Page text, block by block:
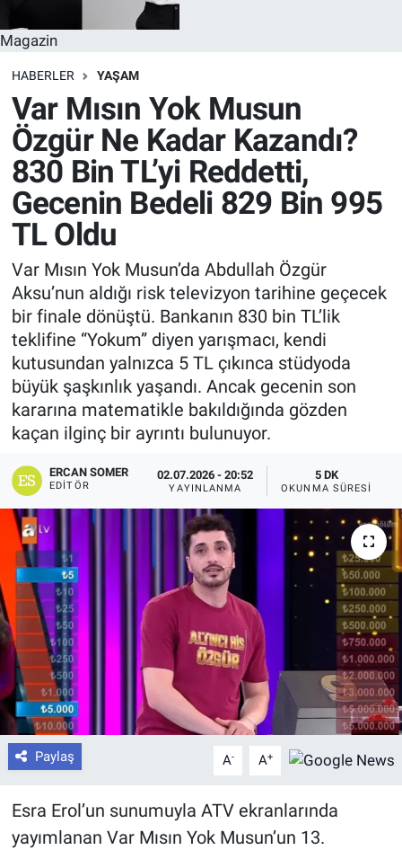
Magazin
HABERLER YAŞAM
Var Mısın Yok Musun
Özgür Ne Kadar Kazandı?
830 Bin TL’yi Reddetti,
Gecenin Bedeli 829 Bin 995
TL Oldu
Var Mısın Yok Musun’da Abdullah Özgür
Aksu’nun aldığı risk televizyon tarihine geçecek
bir finale dönüştü. Bankanın 830 bin TL’lik
teklifine “Yokum” diyen yarışmacı, kendi
kutusundan yalnızca 5 TL çıkınca stüdyoda
büyük şaşkınlık yaşandı. Ancak gecenin son
kararına matematikle bakıldığında gözden
kaçan ilginç bir ayrıntı bulunuyor.
ERCAN SOMER
EDITÖR
02.07.2026 - 20:52
YAYINLANMA
5 DK
OKUNMA SÜRESI
Paylaş A- A+
Esra Erol’un sunumuyla ATV ekranlarında
yayımlanan Var Mısın Yok Musun’un 13.